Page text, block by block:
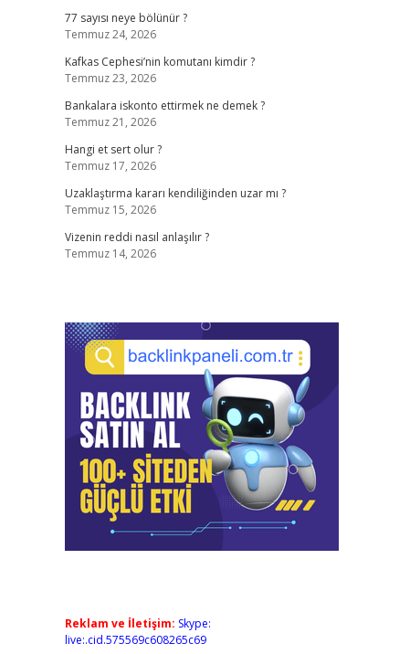
77 sayısı neye bölünür ?
Temmuz 24, 2026
Kafkas Cephesi’nin komutanı kimdir ?
Temmuz 23, 2026
Bankalara iskonto ettirmek ne demek ?
Temmuz 21, 2026
Hangi et sert olur ?
Temmuz 17, 2026
Uzaklaştırma kararı kendiliğinden uzar mı ?
Temmuz 15, 2026
Vizenin reddi nasıl anlaşılır ?
Temmuz 14, 2026
Reklam ve İletişim: Skype:
live:.cid.575569c608265c69